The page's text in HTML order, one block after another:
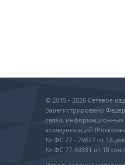
© 2015 - 2026 Сетевое
Зарегистрировано
связи, информационных
коммуникаций
№ ФС 77 - 79627 от 18
№ ФС 77-59331 от 18